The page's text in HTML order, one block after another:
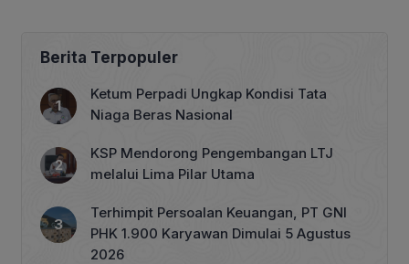
Berita Terpopuler
Ketum Perpadi Ungkap Kondisi Tata
Niaga Beras Nasional
KSP Mendorong Pengembangan LTJ
melalui Lima Pilar Utama
Terhimpit Persoalan Keuangan, PT GNI
PHK 1.900 Karyawan Dimulai 5 Agustus
2026